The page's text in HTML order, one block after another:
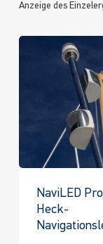
Anzeige des
NaviLED Pro
Heck-